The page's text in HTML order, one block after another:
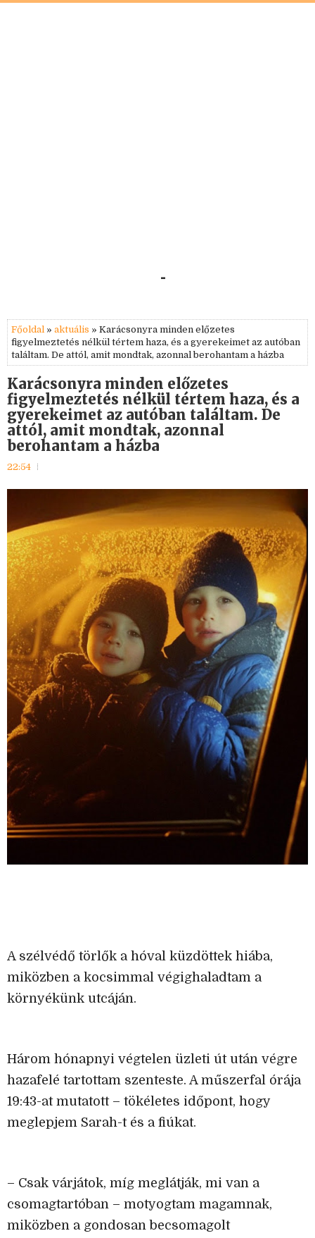
-
Főoldal » aktuális » Karácsonyra minden előzetes
figyelmeztetés nélkül tértem haza, és a gyerekeimet az autóban
találtam. De attól, amit mondtak, azonnal berohantam a házba
Karácsonyra minden előzetes
figyelmeztetés nélkül tértem haza, és a
gyerekeimet az autóban találtam. De
attól, amit mondtak, azonnal
berohantam a házba
22:54
A szélvédő törlők a hóval küzdöttek hiába,
miközben a kocsimmal végighaladtam a
környékünk utcáján.
Három hónapnyi végtelen üzleti út után végre
hazafelé tartottam szenteste. A műszerfal órája
19:43-at mutatott – tökéletes időpont, hogy
meglepjem Sarah-t és a fiúkat.
– Csak várjátok, míg meglátják, mi van a
csomagtartóban – motyogtam magamnak,
miközben a gondosan becsomagolt